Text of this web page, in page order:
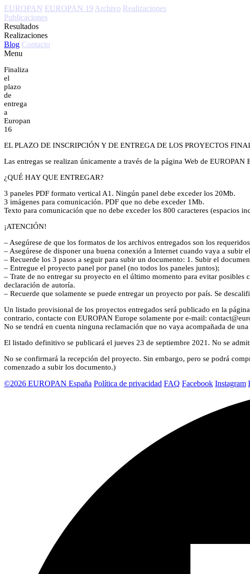
EUROPAN EUROPAN 19 Archivo Realizaciones
Publicaciones
Resultados
Realizaciones
Blog Contacto
Menu
Finaliza
el
plazo
de
entrega
a
Europan
16
EL PLAZO DE INSCRIPCIÓN Y DE ENTREGA DE LOS PROYECTOS
Las entregas se realizan únicamente a través de la página Web de EUROPAN
¿QUÉ HAY QUE ENTREGAR?
3 paneles PDF formato vertical A1. Ningún panel debe exceder los 20Mb.
3 imágenes para comunicación. PDF que no debe exceder 1Mb.
Texto para comunicación que no debe exceder los 800 caracteres (espacios
¡ATENCIÓN!
– Asegúrese de que los formatos de los archivos entregados son los
– Asegúrese de disponer una buena conexión a Internet cuando vaya a subir
– Recuerde los 3 pasos a seguir para subir un documento: 1. Subir el
– Entregue el proyecto panel por panel (no todos los paneles juntos);
– Trate de no entregar su proyecto en el último momento para evitar
declaración de autoría.
– Recuerde que solamente se puede entregar un proyecto por país. Se
Un listado provisional de los proyectos entregados será publicado en la
contrario, contacte con EUROPAN Europe solamente por e-mail:
No se tendrá en cuenta ninguna reclamación que no vaya acompañada de
El listado definitivo se publicará el jueves 23 de septiembre 2021. No se
No se confirmará la recepción del proyecto. Sin embargo, pero se podrá
comenzado a subir los documento.)
©2026 EUROPAN España Política de privacidad FAQ Facebook Instagram